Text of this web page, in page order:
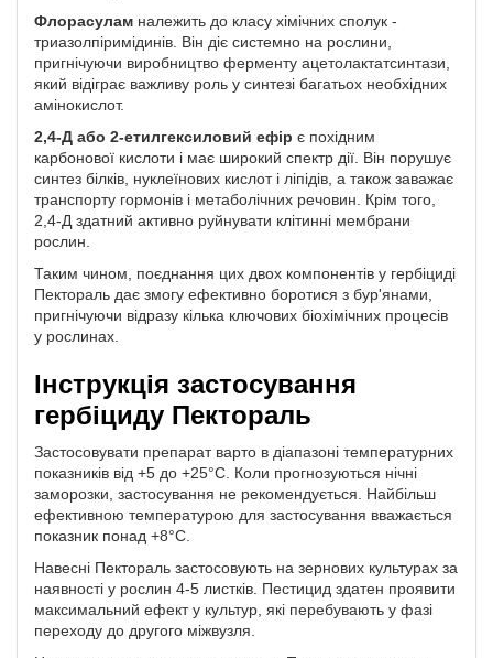
Флорасулам належить до класу хімічних сполук -
триазолпіримідинів. Він діє системно на рослини,
пригнічуючи виробництво ферменту ацетолактатсинтази,
який відіграє важливу роль у синтезі багатьох необхідних
амінокислот.
2,4-Д або 2-етилгексиловий ефір є похідним
карбонової кислоти і має широкий спектр дії. Він порушує
синтез білків, нуклеїнових кислот і ліпідів, а також заважає
транспорту гормонів і метаболічних речовин. Крім того,
2,4-Д здатний активно руйнувати клітинні мембрани
рослин.
Таким чином, поєднання цих двох компонентів у гербіциді
Пектораль дає змогу ефективно боротися з бур'янами,
пригнічуючи відразу кілька ключових біохімічних процесів
у рослинах.
Інструкція застосування
гербіциду Пектораль
Застосовувати препарат варто в діапазоні температурних
показників від +5 до +25°С. Коли прогнозуються нічні
заморозки, застосування не рекомендується. Найбільш
ефективною температурою для застосування вважається
показник понад +8°C.
Навесні Пектораль застосовують на зернових культурах за
наявності у рослин 4-5 листків. Пестицид здатен проявити
максимальний ефект у культур, які перебувають у фазі
переходу до другого міжвузля.